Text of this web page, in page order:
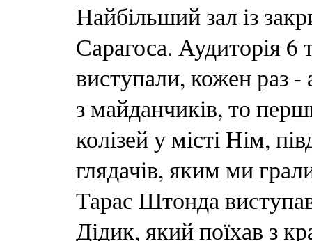
Найбільший зал із
Сарагоса. Аудиторія
виступали, кожен раз
з майданчиків, то
колізей у місті Нім,
глядачів, яким ми
Тарас Штонда
Дідик, який поїхав з